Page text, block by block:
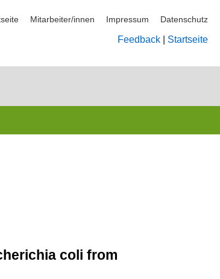
Mitarbeiter/innen Impressum Datenschutz
Feedback Startseite
coli from